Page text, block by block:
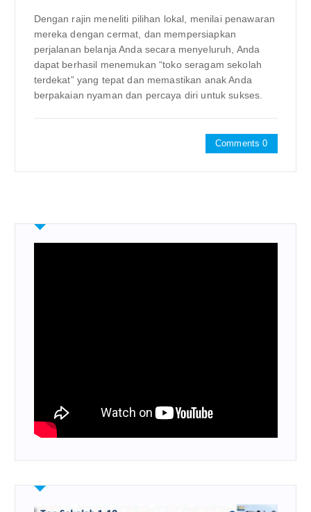
Dengan rajin meneliti pilihan lokal, menilai penawaran
mereka dengan cermat, dan mempersiapkan
perjalanan belanja Anda secara menyeluruh, Anda
dapat berhasil menemukan “toko seragam sekolah
terdekat” yang tepat dan memastikan anak Anda
berpakaian nyaman dan percaya diri untuk sukses.
Comments 0